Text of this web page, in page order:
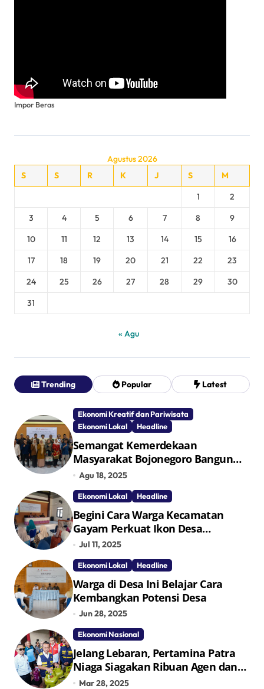
Impor Beras
Agustus 2026
S
S R K J S
M
1
2
3
4 5 6 7 8
9
10
11 12 13 14 15
16
17
18 19 20 21 22
23
24
25 26 27 28 29
30
31
« Agu
Trending Popular Latest
Ekonomi Kreatif dan Pariwisata
Ekonomi Lokal
Headline
Semangat Kemerdekaan
Masyarakat Bojonegoro Bangun
Desa Mandiri Ekonomi
Agu 18, 2025
Ekonomi Lokal Headline
Begini Cara Warga Kecamatan
Gayam Perkuat Ikon Desa
Penggerak Ekonomi Lokal Melalui
Jul 11, 2025
Ekonomi Lokal Headline
Warga di Desa Ini Belajar Cara
Kembangkan Potensi Desa
Jun 28, 2025
Ekonomi Nasional
Jelang Lebaran, Pertamina Patra
Niaga Siagakan Ribuan Agen dan
Pangkalan LPG 3 Kg
Mar 28, 2025